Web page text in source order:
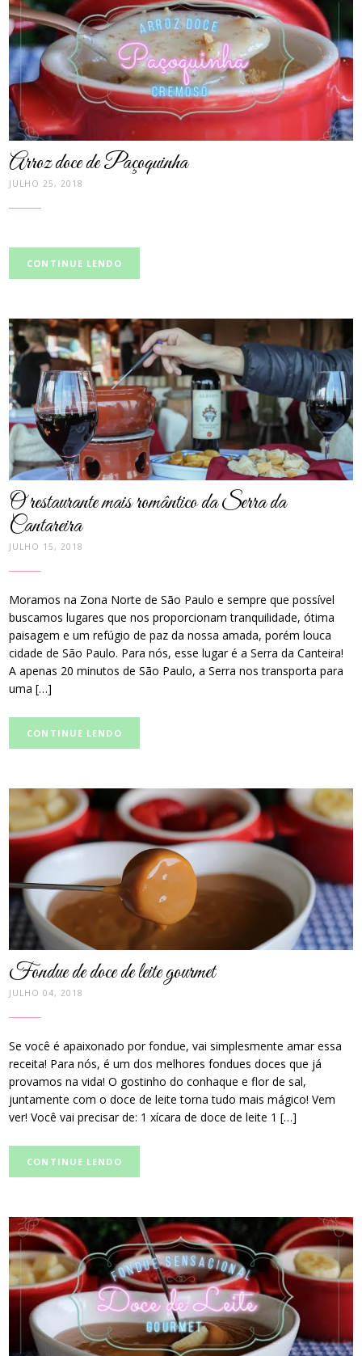
thumbnail
Arroz doce de Paçoquinha
JULHO 25, 2018
CONTINUE LENDO
post
thumbnail
O restaurante mais romântico da Serra da
Cantareira
JULHO 15, 2018
Moramos na Zona Norte de São Paulo e sempre que possível
buscamos lugares que nos proporcionam tranquilidade, ótima
paisagem e um refúgio de paz da nossa amada, porém louca
cidade de São Paulo. Para nós, esse lugar é a Serra da Canteira!
A apenas 20 minutos de São Paulo, a Serra nos transporta para
uma […]
CONTINUE LENDO
post
thumbnail
Fondue de doce de leite gourmet
JULHO 04, 2018
Se você é apaixonado por fondue, vai simplesmente amar essa
receita! Para nós, é um dos melhores fondues doces que já
provamos na vida! O gostinho do conhaque e flor de sal,
juntamente com o doce de leite torna tudo mais mágico! Vem
ver! Você vai precisar de: 1 xícara de doce de leite 1 […]
CONTINUE LENDO
post
thumbnail